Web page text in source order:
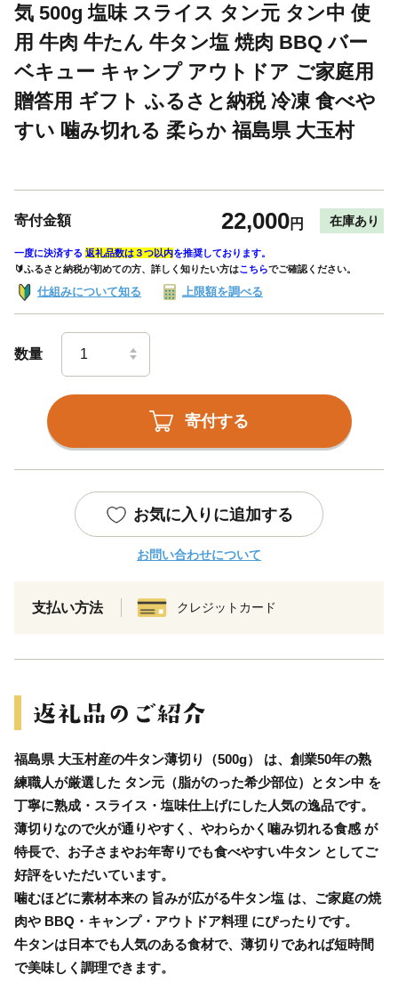
気 500g 塩味 スライス タン元 タン中 使
用 牛肉 牛たん 牛タン塩 焼肉 BBQ バー
ベキュー キャンプ アウトドア ご家庭用
贈答用 ギフト ふるさと納税 冷凍 食べや
すい 噛み切れる 柔らか 福島県 大玉村
寄付金額 22,000円 在庫あり
一度に決済する 返礼品数は３つ以内を推奨しております。
🔰ふるさと納税が初めての方、詳しく知りたい方はこちらでご確認ください。
仕組みについて知る 上限額を調べる
数量
寄付する
お気に入りに追加する
お問い合わせについて
支払い方法 クレジットカード
福島県 大玉村産の牛タン薄切り（500g） は、創業50年の熟
練職人が厳選した タン元（脂がのった希少部位）とタン中 を
丁寧に熟成・スライス・塩味仕上げにした人気の逸品です。
薄切りなので火が通りやすく、やわらかく噛み切れる食感 が
特長で、お子さまやお年寄りでも食べやすい牛タン としてご
好評をいただいています。
噛むほどに素材本来の 旨みが広がる牛タン塩 は、ご家庭の焼
肉や BBQ・キャンプ・アウトドア料理 にぴったりです。
牛タンは日本でも人気のある食材で、薄切りであれば短時間
で美味しく調理できます。